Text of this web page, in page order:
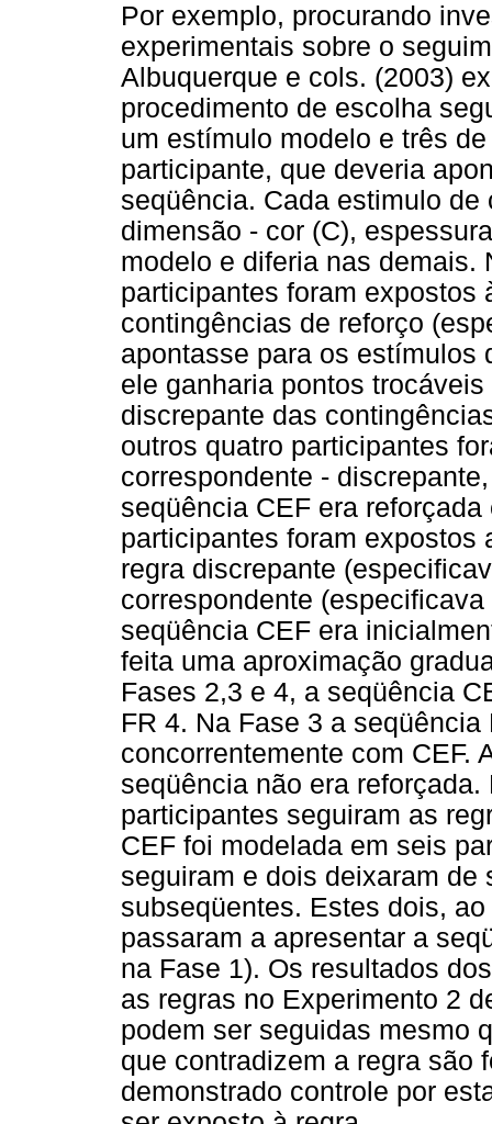
Por exemplo, procurando
experimentais sobre o
Albuquerque e cols. (2003)
procedimento de escolha
um estímulo modelo e três
participante, que deveria
seqüência. Cada estimulo
dimensão - cor (C),
modelo e diferia nas demais.
participantes foram expostos
contingências de reforço
apontasse para os estímulos
ele ganharia pontos
discrepante das
outros quatro participantes
correspondente -
seqüência CEF era
participantes foram expostos
regra discrepante
correspondente
seqüência CEF era
feita uma aproximação
Fases 2,3 e 4, a seqüência
FR 4. Na Fase 3 a
concorrentemente com CEF.
seqüência não era
participantes seguiram as
CEF foi modelada em seis
seguiram e dois deixaram de
subseqüentes. Estes dois,
passaram a apresentar a
na Fase 1). Os resultados
as regras no Experimento 2
podem ser seguidas mesmo
que contradizem a regra são
demonstrado controle por